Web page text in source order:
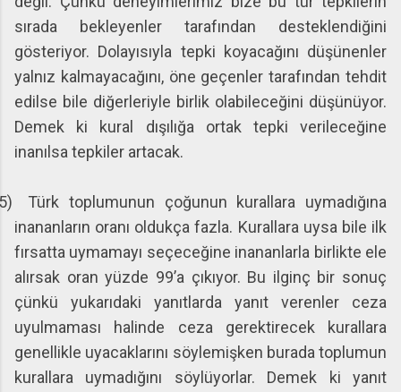
sırada bekleyenler tarafından desteklendiğini
gösteriyor. Dolayısıyla tepki koyacağını düşünenler
yalnız kalmayacağını, öne geçenler tarafından tehdit
edilse bile diğerleriyle birlik olabileceğini düşünüyor.
Demek ki kural dışılığa ortak tepki verileceğine
inanılsa tepkiler artacak.
Türk toplumunun çoğunun kurallara uymadığına
inananların oranı oldukça fazla. Kurallara uysa bile ilk
fırsatta uymamayı seçeceğine inananlarla birlikte ele
alırsak oran yüzde 99’a çıkıyor. Bu ilginç bir sonuç
çünkü yukarıdaki yanıtlarda yanıt verenler ceza
uyulmaması halinde ceza gerektirecek kurallara
genellikle uyacaklarını söylemişken burada toplumun
kurallara uymadığını söylüyorlar. Demek ki yanıt